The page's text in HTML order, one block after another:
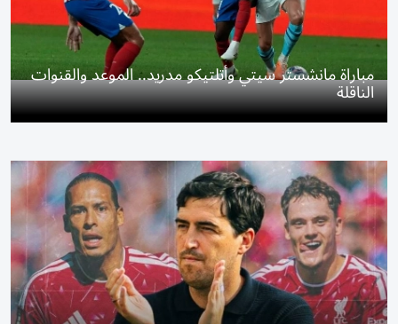
مباراة مانشستر سيتي وأتلتيكو مدريد.. الموعد والقنوات
الناقلة